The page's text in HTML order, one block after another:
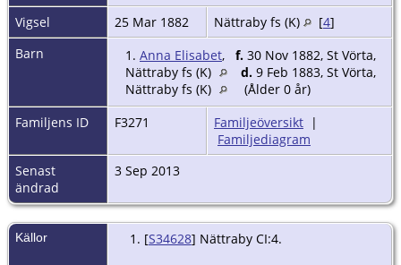
Vigsel
25 Mar 1882 Nättraby fs (K) [4]
Barn
1. Anna Elisabet, f. 30 Nov 1882, St Vörta,
Nättraby fs (K)
d. 9 Feb 1883, St Vörta,
Nättraby fs (K)
(Ålder 0 år)
Familjens ID
F3271 Familjeöversikt |
Familjediagram
Senast
ändrad
3 Sep 2013
Källor [S34628] Nättraby CI:4.